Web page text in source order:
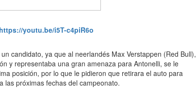
https://youtu.be/i5T-c4piR6o
candidato, ya que al neerlandés Max Verstappen (Red Bull),
y representaba una gran amenaza para Antonelli, se le
posición, por lo que le pidieron que retirara el auto para
las próximas fechas del campeonato.